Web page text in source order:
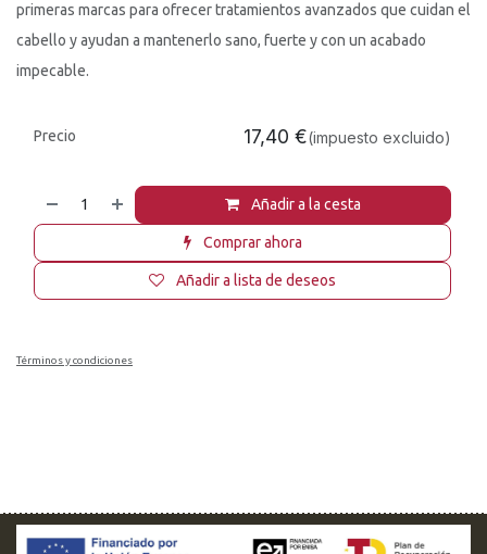
primeras marcas para ofrecer tratamientos avanzados que cuidan el
cabello y ayudan a mantenerlo sano, fuerte y con un acabado
impecable.
Añadir a la cesta
Comprar ahora
Añadir a lista de deseos
Precio 17,40 €(impuesto excluido)
Términos y condiciones